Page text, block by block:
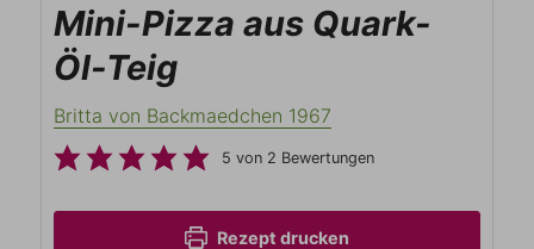
Mini-Pizza aus Quark-
Öl-Teig
Britta von Backmaedchen 1967
5 von 2 Bewertungen
Rezept drucken